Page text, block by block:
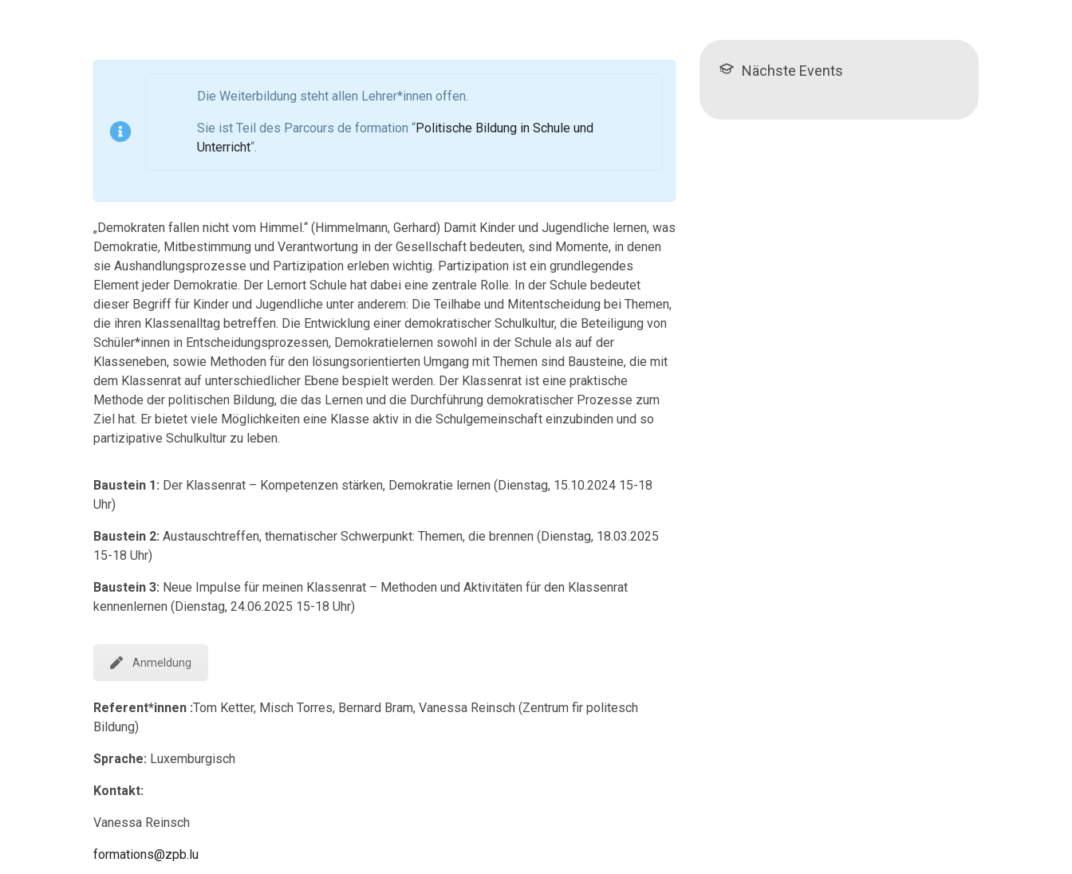
Die Weiterbildung steht allen Lehrer*innen offen.
Sie ist Teil des Parcours de formation “Politische Bildung in Schule und
Unterricht“.
„Demokraten fallen nicht vom Himmel.“ (Himmelmann, Gerhard) Damit Kinder und Jugendliche lernen, was
Demokratie, Mitbestimmung und Verantwortung in der Gesellschaft bedeuten, sind Momente, in denen
sie Aushandlungsprozesse und Partizipation erleben wichtig. Partizipation ist ein grundlegendes
Element jeder Demokratie. Der Lernort Schule hat dabei eine zentrale Rolle. In der Schule bedeutet
dieser Begriff für Kinder und Jugendliche unter anderem: Die Teilhabe und Mitentscheidung bei Themen,
die ihren Klassenalltag betreffen. Die Entwicklung einer demokratischer Schulkultur, die Beteiligung von
Schüler*innen in Entscheidungsprozessen, Demokratielernen sowohl in der Schule als auf der
Klasseneben, sowie Methoden für den lösungsorientierten Umgang mit Themen sind Bausteine, die mit
dem Klassenrat auf unterschiedlicher Ebene bespielt werden. Der Klassenrat ist eine praktische
Methode der politischen Bildung, die das Lernen und die Durchführung demokratischer Prozesse zum
Ziel hat. Er bietet viele Möglichkeiten eine Klasse aktiv in die Schulgemeinschaft einzubinden und so
partizipative Schulkultur zu leben.
Baustein 1: Der Klassenrat – Kompetenzen stärken, Demokratie lernen (Dienstag, 15.10.2024 15-18
Uhr)
Baustein 2: Austauschtreffen, thematischer Schwerpunkt: Themen, die brennen (Dienstag, 18.03.2025
15-18 Uhr)
Baustein 3: Neue Impulse für meinen Klassenrat – Methoden und Aktivitäten für den Klassenrat
kennenlernen (Dienstag, 24.06.2025 15-18 Uhr)
Anmeldung
Referent*innen :Tom Ketter, Misch Torres, Bernard Bram, Vanessa Reinsch (Zentrum fir politesch
Bildung)
Sprache: Luxemburgisch
Kontakt:
Vanessa Reinsch
formations@zpb.lu
Nächste Events